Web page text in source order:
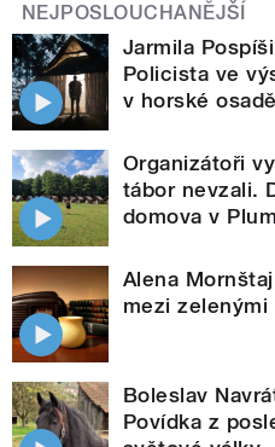
NEJPOSLOUCHANĚJŠÍ
Jarmila
Policista ve
v horské osadě
Organizátoři
tábor nevzali.
domova v
Alena
mezi zelenými
Boleslav
Povídka z